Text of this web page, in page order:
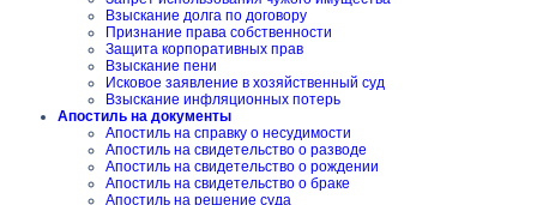
Взыскание долга по договору
Признание права собственности
Защита корпоративных прав
Взыскание пени
Исковое заявление в хозяйственный суд
Взыскание инфляционных потерь
Апостиль на документы
Апостиль на справку о несудимости
Апостиль на свидетельство о разводе
Апостиль на свидетельство о рождении
Апостиль на свидетельство о браке
Апостиль на решение суда